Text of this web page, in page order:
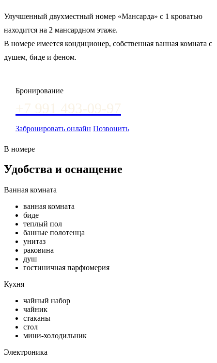
Улучшенный двухместный номер «Мансарда» с 1 кроватью
находится на 2 мансардном этаже.
В номере имеется кондиционер, собственная ванная комната с
душем, биде и феном.
Бронирование
+7 991 493-09-97
Забронировать онлайн Позвонить
В номере
Удобства и оснащение
Ванная комната
ванная комната
биде
теплый пол
банные полотенца
унитаз
раковина
душ
гостиничная парфюмерия
Кухня
чайный набор
чайник
стаканы
стол
мини-холодильник
Электроника